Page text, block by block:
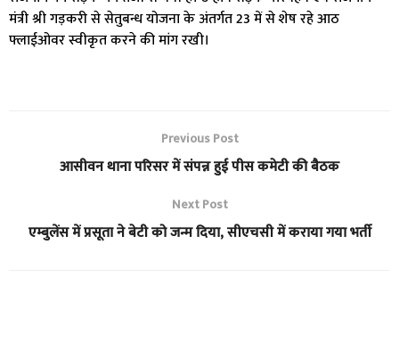
मंत्री श्री गड़करी से सेतुबन्ध योजना के अंतर्गत 23 में से शेष रहे आठ
फ्लाईओवर स्वीकृत करने की मांग रखी।
Previous Post
आसीवन थाना परिसर में संपन्न हुई पीस कमेटी की बैठक
Next Post
एम्बुलेंस में प्रसूता ने बेटी को जन्म दिया, सीएचसी में कराया गया भर्ती